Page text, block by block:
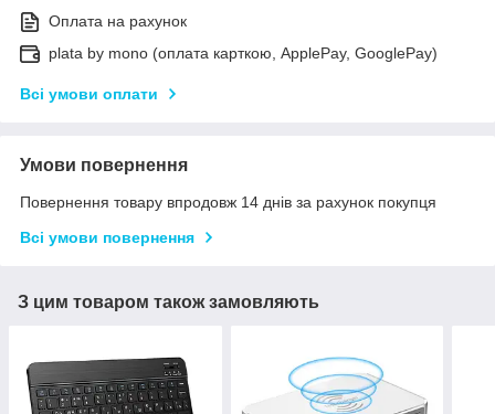
Оплата на рахунок
plata by mono (оплата карткою, ApplePay, GooglePay)
Всі умови оплати
Умови повернення
Повернення товару впродовж 14 днів за рахунок покупця
Всі умови повернення
З цим товаром також замовляють